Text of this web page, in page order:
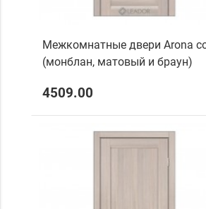
Межкомнатные двери Arona
(монблан, матовый и браун)
4509.00